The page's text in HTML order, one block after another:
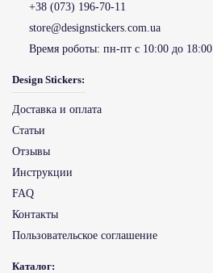
+38 (073) 196-70-11
store@designstickers.com.ua
Время роботы: пн-пт с 10:00 до 18:00
Design Stickers:
Доставка и оплата
Статьи
Отзывы
Инструкции
FAQ
Контакты
Пользовательское соглашение
Каталог: